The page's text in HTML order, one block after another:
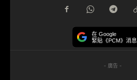
在 Google
緊貼《PCM》消息
- 廣告 -